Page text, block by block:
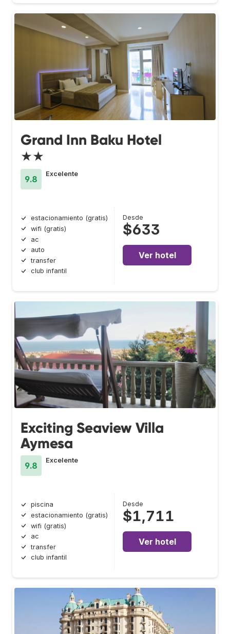
Grand Inn Baku Hotel
★★
9.8
Excelente
estacionamiento (gratis)
wifi (gratis)
ac
auto
transfer
club infantil
Desde
$633
Ver hotel
Exciting Seaview Villa
Aymesa
9.8
Excelente
piscina
estacionamiento (gratis)
wifi (gratis)
ac
transfer
club infantil
Desde
$1,711
Ver hotel